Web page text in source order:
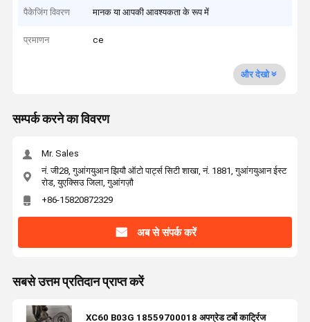
पैकेजिंग विवरण मानक या आपकी आवश्यकता के रूप में
प्रमाणन ce
और देखो
सम्पर्क करने का विवरण
Mr. Sales
नं. जी28, गुआंगयुआन झियौ ऑटो पार्ट्स सिटी शाखा, नं. 1881, गुआंगयुआन ईस्ट
रोड, युएक्सिउ जिला, गुआंगज़ौ
+86-15820872329
अब से संपर्क करें
सबसे उत्तम प्रतिदान प्राप्त करें
XC60 B03G 18559700018 अपग्रेड टर्बो कार्ट्रिज